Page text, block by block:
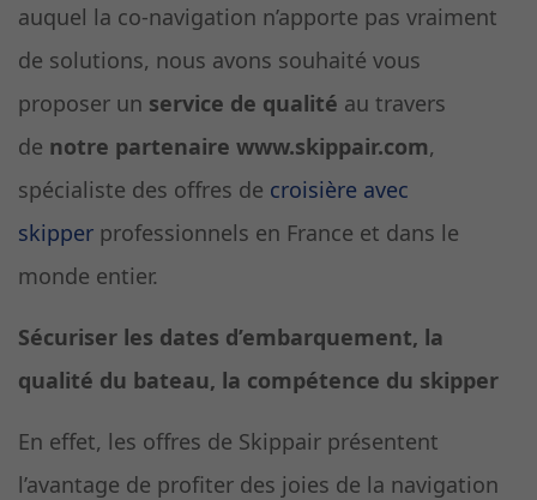
auquel la co-navigation n’apporte pas vraiment
de solutions, nous avons souhaité vous
proposer un service de qualité au travers
de notre partenaire www.skippair.com,
spécialiste des offres de croisière avec
skipper professionnels en France et dans le
monde entier.
Sécuriser les dates d’embarquement, la
qualité du bateau, la compétence du skipper
En effet, les offres de Skippair présentent
l’avantage de profiter des joies de la navigation